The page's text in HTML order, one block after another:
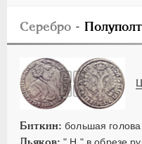
Серебро -
Биткин: большая голова